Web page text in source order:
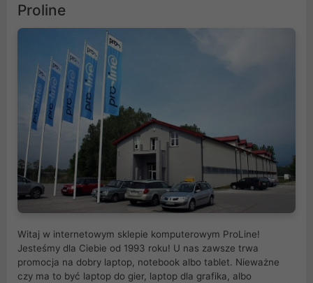
Proline
Witaj w internetowym sklepie komputerowym ProLine!
Jesteśmy dla Ciebie od 1993 roku! U nas zawsze trwa
promocja na dobry laptop, notebook albo tablet. Nieważne
czy ma to być laptop do gier, laptop dla grafika, albo